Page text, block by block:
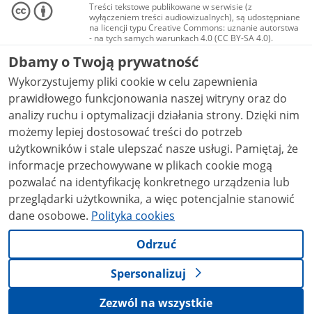
Treści tekstowe publikowane w serwisie (z
wyłączeniem treści audiowizualnych), są udostępniane
na licencji typu Creative Commons: uznanie autorstwa
- na tych samych warunkach 4.0 (CC BY-SA 4.0).
Materiały audiowizualne, w tym zdjęcia, materiały
audio i wideo, są udostępniane na licencji typu
Creative Commons: uznanie autorstwa użycie
niekomercyjne - bez utworów zależnych 4.0 (CC BY-
NC-ND 4.0), o ile nie jest to stwierdzone inaczej.
Dbamy o Twoją prywatność
Wykorzystujemy pliki cookie w celu zapewnienia
prawidłowego funkcjonowania naszej witryny oraz do
analizy ruchu i optymalizacji działania strony. Dzięki nim
możemy lepiej dostosować treści do potrzeb
użytkowników i stale ulepszać nasze usługi. Pamiętaj, że
informacje przechowywane w plikach cookie mogą
pozwalać na identyfikację konkretnego urządzenia lub
przeglądarki użytkownika, a więc potencjalnie stanowić
dane osobowe. Polityka cookies
Odrzuć
Spersonalizuj
Zezwól na wszystkie